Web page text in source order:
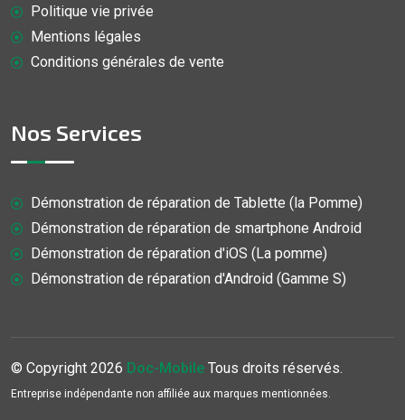
Politique vie privée
Mentions légales
Conditions générales de vente
Nos Services
Démonstration de réparation de Tablette (la Pomme)
Démonstration de réparation de smartphone Android
Démonstration de réparation d'iOS (La pomme)
Démonstration de réparation d'Android (Gamme S)
© Copyright 2026 Doc-Mobile Tous droits réservés.
Entreprise indépendante non affiliée aux marques mentionnées.